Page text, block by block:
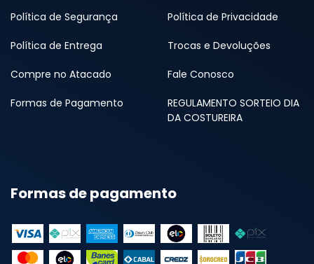
Política de Segurança Política de Privacidade
Política de Entrega Trocas e Devoluções
Compre no Atacado Fale Conosco
Formas de Pagamento
REGULAMENTO SORTEIO DIA
DA COSTUREIRA
Formas de pagamento